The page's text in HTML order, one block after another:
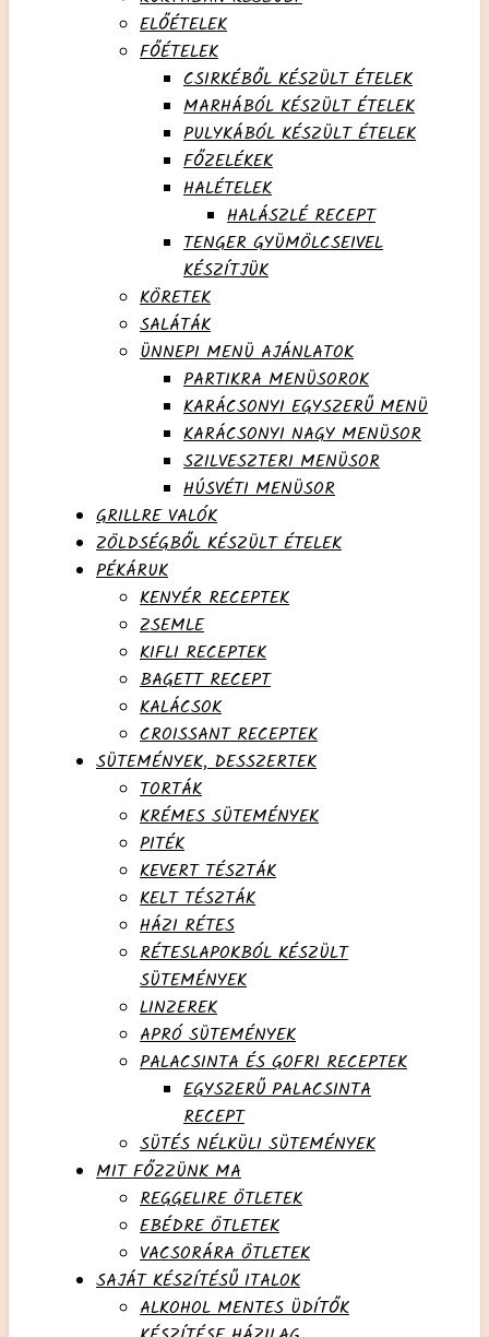
ELŐÉTELEK
FŐÉTELEK
CSIRKÉBŐL KÉSZÜLT ÉTELEK
MARHÁBÓL KÉSZÜLT ÉTELEK
PULYKÁBÓL KÉSZÜLT ÉTELEK
FŐZELÉKEK
HALÉTELEK
HALÁSZLÉ RECEPT
TENGER GYÜMÖLCSEIVEL
KÉSZÍTJÜK
KÖRETEK
SALÁTÁK
ÜNNEPI MENÜ AJÁNLATOK
PARTIKRA MENÜSOROK
KARÁCSONYI EGYSZERŰ MENÜ
KARÁCSONYI NAGY MENÜSOR
SZILVESZTERI MENÜSOR
HÚSVÉTI MENÜSOR
GRILLRE VALÓK
ZÖLDSÉGBŐL KÉSZÜLT ÉTELEK
PÉKÁRUK
KENYÉR RECEPTEK
ZSEMLE
KIFLI RECEPTEK
BAGETT RECEPT
KALÁCSOK
CROISSANT RECEPTEK
SÜTEMÉNYEK, DESSZERTEK
TORTÁK
KRÉMES SÜTEMÉNYEK
PITÉK
KEVERT TÉSZTÁK
KELT TÉSZTÁK
HÁZI RÉTES
RÉTESLAPOKBÓL KÉSZÜLT
SÜTEMÉNYEK
LINZEREK
APRÓ SÜTEMÉNYEK
PALACSINTA ÉS GOFRI RECEPTEK
EGYSZERŰ PALACSINTA
RECEPT
SÜTÉS NÉLKÜLI SÜTEMÉNYEK
MIT FŐZZÜNK MA
REGGELIRE ÖTLETEK
EBÉDRE ÖTLETEK
VACSORÁRA ÖTLETEK
SAJÁT KÉSZÍTÉSŰ ITALOK
ALKOHOL MENTES ÜDÍTŐK